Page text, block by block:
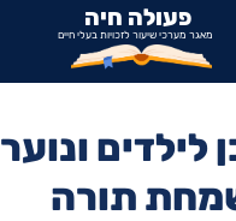
פעולה חיה
מאגר מערכי שיעור לזכויות בעלי חיים
לילדים ונוער
תורה